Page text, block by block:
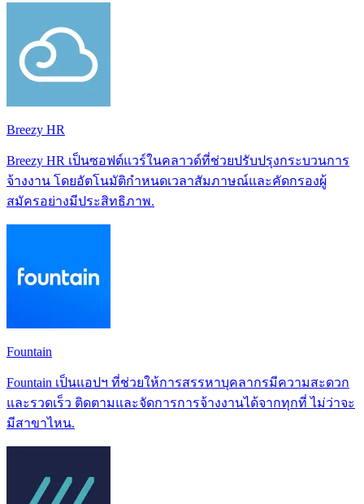
Breezy HR
Breezy HR เป็นซอฟต์แวร์ในคลาวด์ที่ช่วยปรับปรุงกระบวนการ
จ้างงาน โดยอัตโนมัติกำหนดเวลาสัมภาษณ์และคัดกรองผู้
สมัครอย่างมีประสิทธิภาพ.
Fountain
Fountain เป็นแอปฯ ที่ช่วยให้การสรรหาบุคลากรมีความสะดวก
และรวดเร็ว ติดตามและจัดการการจ้างงานได้จากทุกที่ ไม่ว่าจะ
มีสาขาไหน.